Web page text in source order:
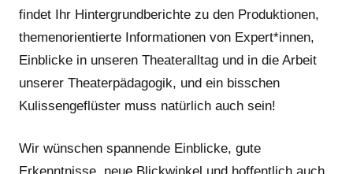
findet Ihr Hintergrundberichte zu den Produktionen,
themenorientierte Informationen von Expert*innen,
Einblicke in unseren Theateralltag und in die Arbeit
unserer Theaterpädagogik, und ein bisschen
Kulissengeflüster muss natürlich auch sein!
Wir wünschen spannende Einblicke, gute